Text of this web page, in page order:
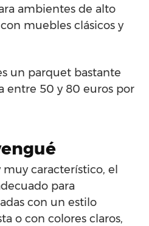
ambientes de alto
muebles clásicos y
un parquet bastante
entre 50 y 80 euros por
muy característico, el
para
con un estilo
o con colores claros,